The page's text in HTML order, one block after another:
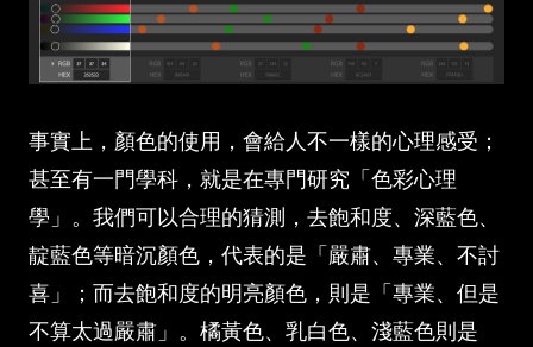
事實上，顏色的使用，會給人不一樣的心理感受；
甚至有一門學科，就是在專門研究「色彩心理
學」。我們可以合理的猜測，去飽和度、深藍色、
靛藍色等暗沉顏色，代表的是「嚴肅、專業、不討
喜」；而去飽和度的明亮顏色，則是「專業、但是
不算太過嚴肅」。橘黃色、乳白色、淺藍色則是